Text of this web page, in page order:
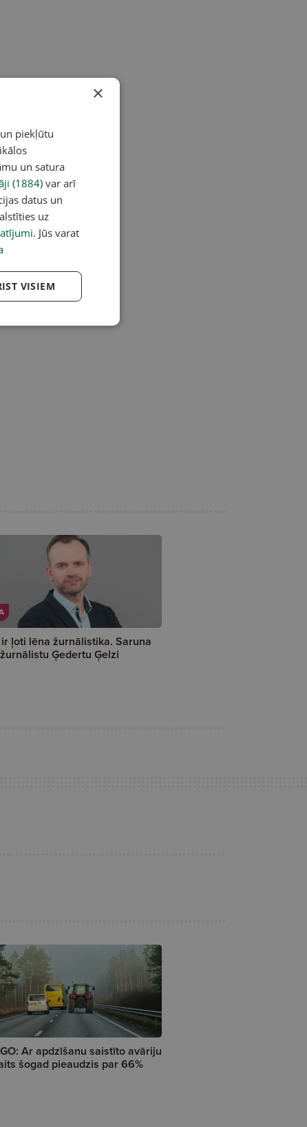
ir ļoti lēna žurnālistika. Saruna
Ģedertu Ģelzi
Ar apdzīšanu saistīto avāriju
šogad pieaudzis par 66%
×
piekļūtu
un satura
(1884) var arī
datus un
uz
. Jūs varat
VISIEM